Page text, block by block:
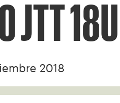
JTT 18U
2018